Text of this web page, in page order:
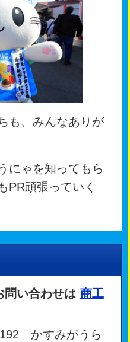
も、みんなありが
にゃを知ってもら
PR頑張っていく
問い合わせは 商工
かすみがうら